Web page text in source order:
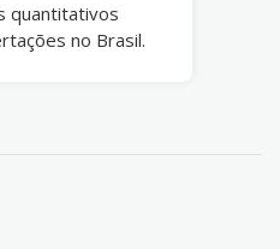
quantitativos
no Brasil.